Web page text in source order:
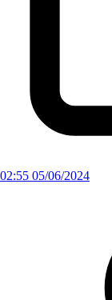
02:55 05/06/2024